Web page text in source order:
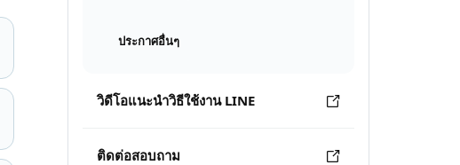
ประกาศอื่นๆ
วิดีโอแนะนำวิธีใช้งาน LINE
ติดต่อสอบถาม